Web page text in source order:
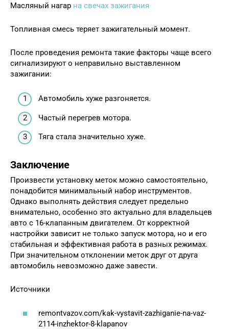
Масляный нагар на свечах зажигания
Топливная смесь теряет зажигательный момент.
После проведения ремонта такие факторы чаще всего
сигнализируют о неправильно выставленном
зажигании:
Автомобиль хуже разгоняется.
Частый перегрев мотора.
Тяга стала значительно хуже.
Заключение
Произвести установку меток можно самостоятельно,
понадобится минимальный набор инструментов.
Однако выполнять действия следует предельно
внимательно, особенно это актуально для владельцев
авто с 16-клапанным двигателем. От корректной
настройки зависит не только запуск мотора, но и его
стабильная и эффективная работа в разных режимах.
При значительном отклонении меток друг от друга
автомобиль невозможно даже завести.
Источники
remontvazov.com/kak-vystavit-zazhiganie-na-vaz-
2114-inzhektor-8-klapanov